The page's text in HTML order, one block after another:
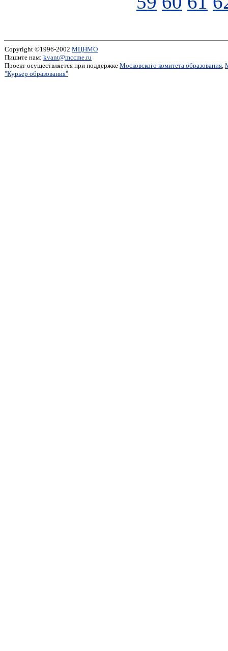
Copyright ©1996-2002 МЦНМО
Пишите нам: kvant@mccme.ru
Проект осуществляется при поддержке Московского комитета образования,
"Курьер образования"